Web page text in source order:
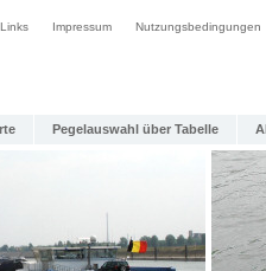
Links Impressum Nutzungsbedingungen
Pegelauswahl über Tabelle